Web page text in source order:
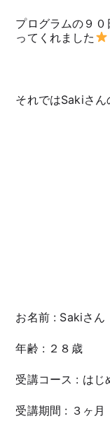
プログラムの９
ってくれました
それではSakiさん
お名前 : Sakiさん
年齢 : ２８歳
受講コース : はじ
受講期間 : ３ヶ月